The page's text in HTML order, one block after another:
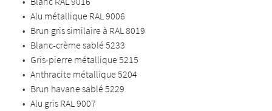
• Alu métallique RAL 9006
• Brun gris similaire à RAL 8019
• Blanc-crème sablé 5233
• Gris-pierre métallique 5215
• Anthracite métallique 5204
• Brun havane sablé 5229
• Alu gris RAL 9007